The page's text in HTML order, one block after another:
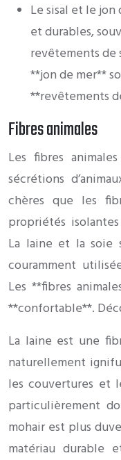
Le sisal et le
et durables,
revêtements de
**jon de mer**
**revêtements
Fibres animales
Les fibres
sécrétions
chères que les
propriétés
La laine et la soie
couramment
Les **fibres
**confortable**.
La laine est une
naturellement
les couvertures et
particulièrement
mohair est plus
matériau durable